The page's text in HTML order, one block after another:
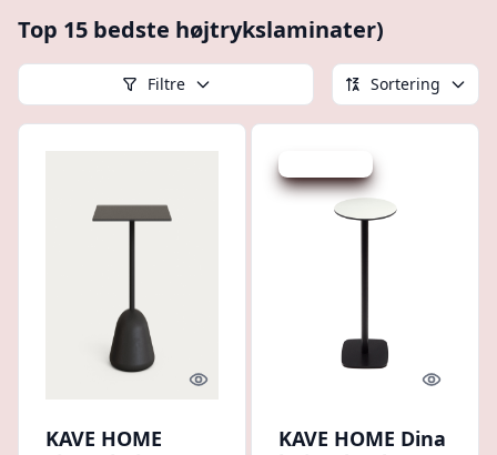
Top 15 bedste højtrykslaminater)
Filtre Sortering
Quick look
KAVE HOME
Quick
KAVE HOME Dina